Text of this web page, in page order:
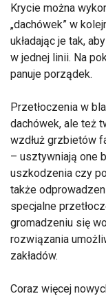
Krycie można
„dachówek” w
układając je tak,
w jednej linii. Na
panuje porządek.
Przetłoczenia w
dachówek, ale też
wzdłuż grzbietów
– usztywniają one
uszkodzenia czy
także
specjalne
gromadzeniu się
rozwiązania
zakładów.
Coraz więcej